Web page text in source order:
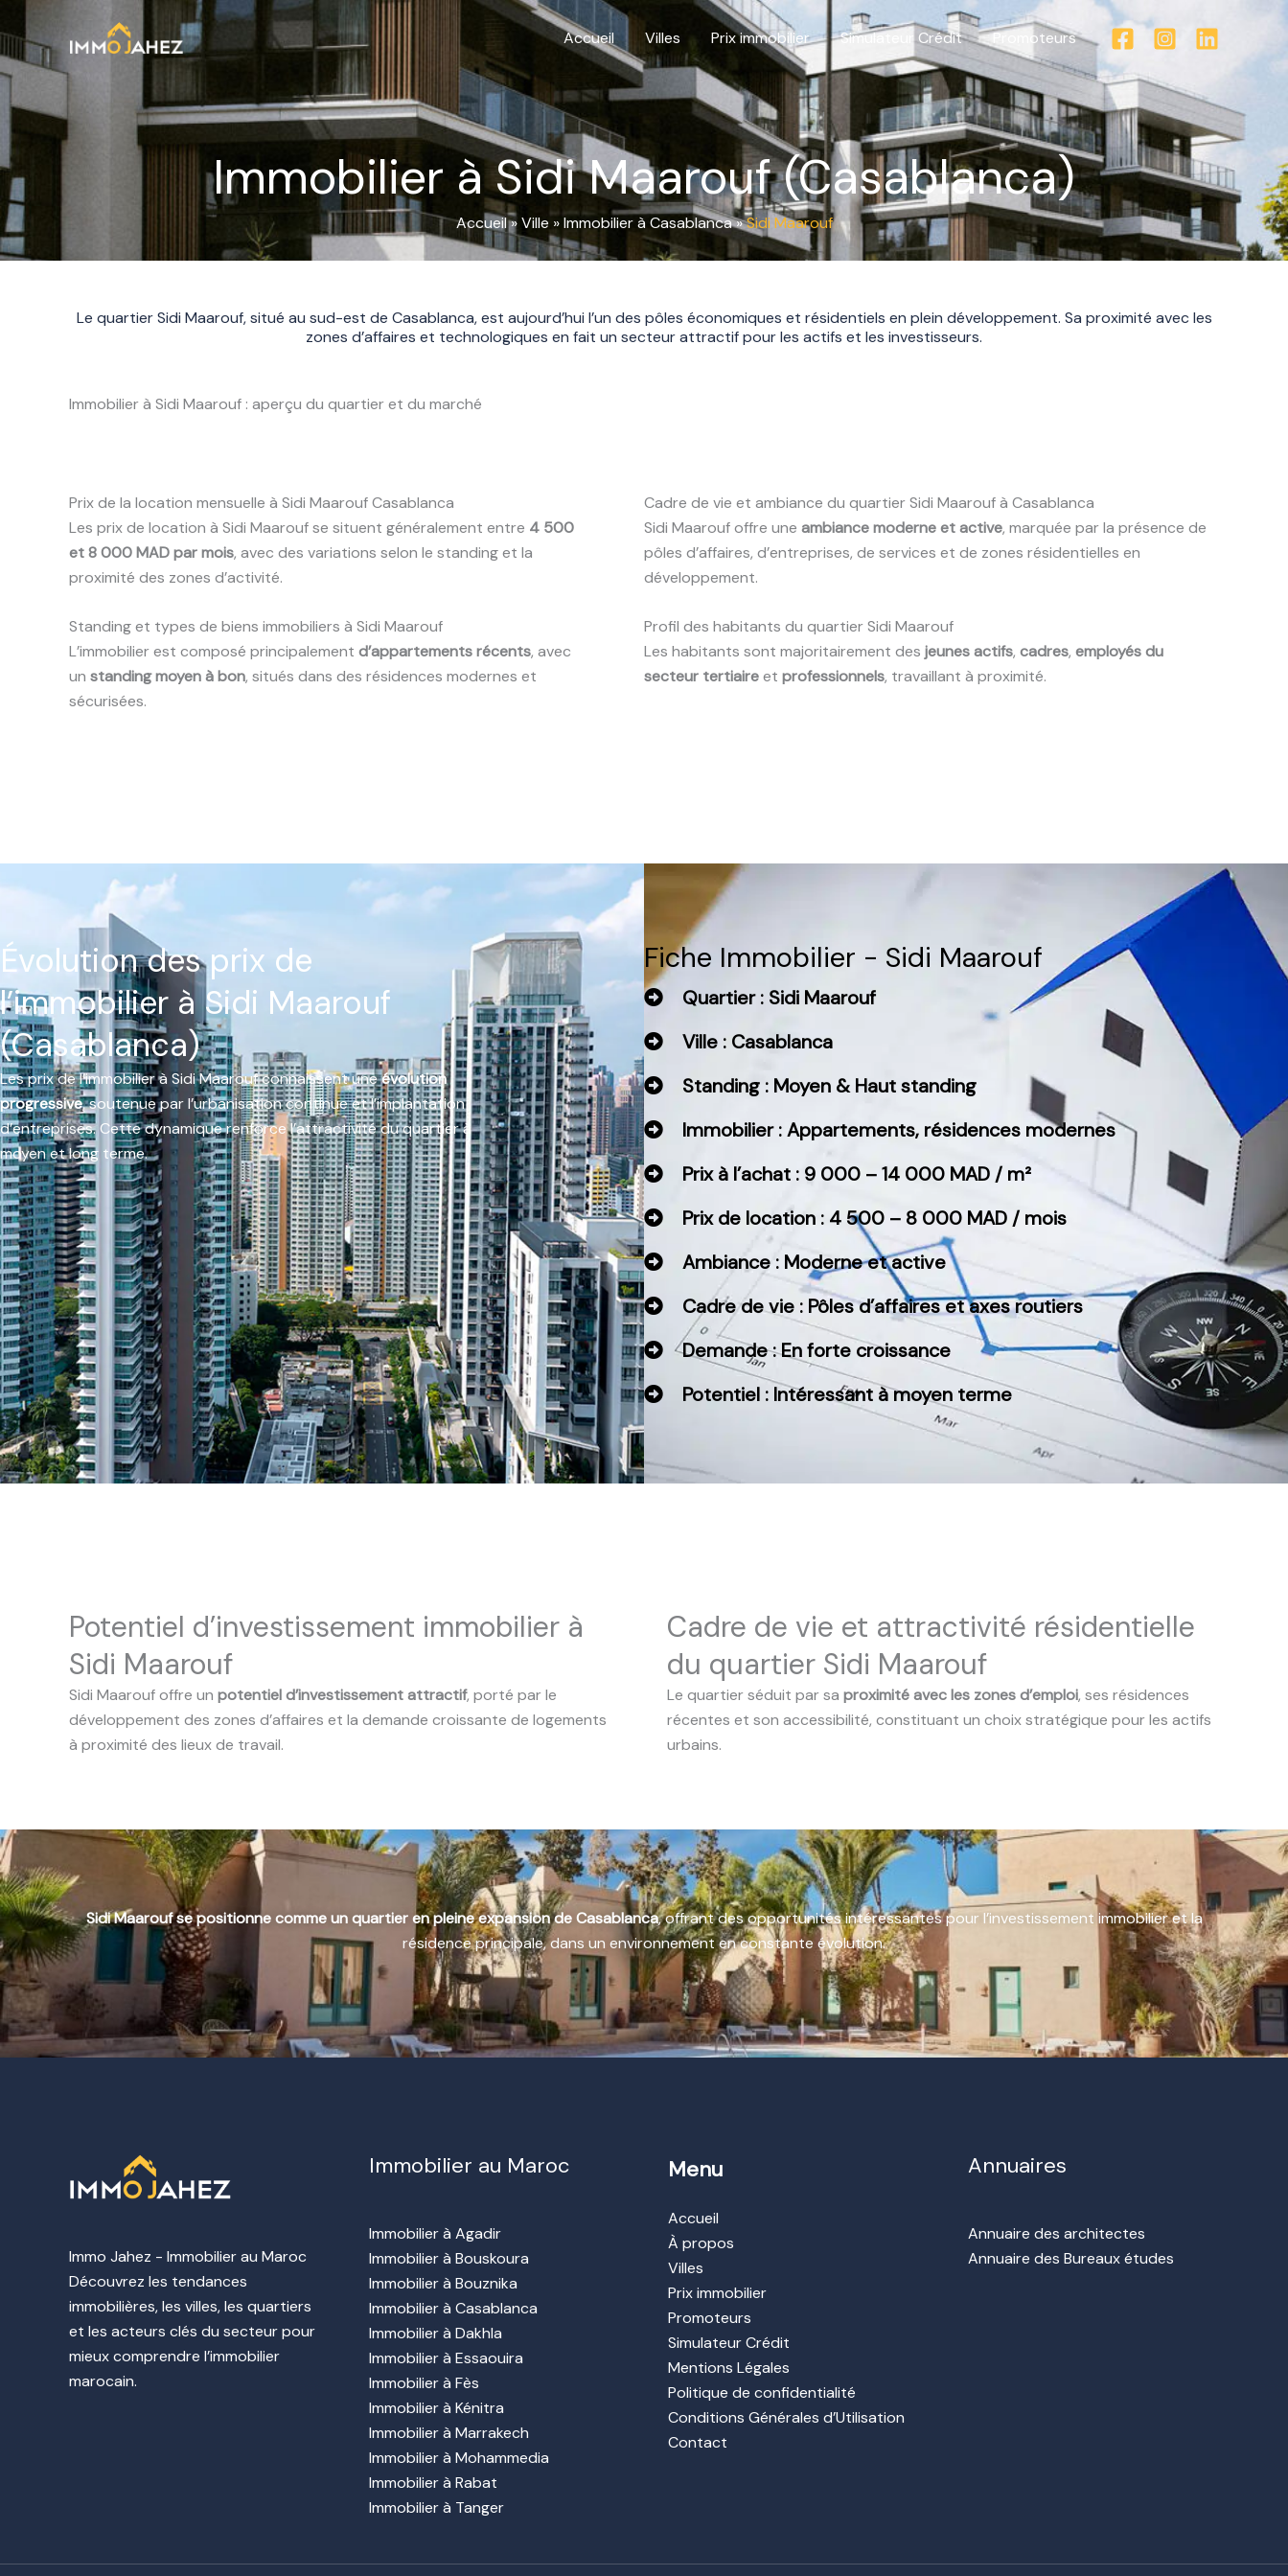
au
contenu
Accueil Villes Prix immobilier Simulateur Crédit Promoteurs
Immobilier à Sidi Maarouf (Casablanca)
Accueil»Ville »Immobilier à Casablanca»Sidi Maarouf
Le quartier Sidi Maarouf, situé au sud-est de Casablanca, est aujourd’hui l’un des pôles économiques et résidentiels en plein développement. Sa proximité avec les
zones d’affaires et technologiques en fait un secteur attractif pour les actifs et les investisseurs.
Immobilier à Sidi Maarouf : aperçu du quartier et du marché
Prix de la location mensuelle à Sidi Maarouf Casablanca
Les prix de location à Sidi Maarouf se situent généralement entre 4 500
et 8 000 MAD par mois, avec des variations selon le standing et la
proximité des zones d’activité.
Standing et types de biens immobiliers à Sidi Maarouf
L’immobilier est composé principalement d’appartements récents, avec
un standing moyen à bon, situés dans des résidences modernes et
sécurisées.
Cadre de vie et ambiance du quartier Sidi Maarouf à Casablanca
Sidi Maarouf offre une ambiance moderne et active, marquée par la présence de
pôles d’affaires, d’entreprises, de services et de zones résidentielles en
développement.
Profil des habitants du quartier Sidi Maarouf
Les habitants sont majoritairement des jeunes actifs, cadres, employés du
secteur tertiaireet professionnels, travaillant à proximité.
Évolution des prix de
l’immobilier à Sidi Maarouf
(Casablanca)
Les prix de l’immobilier à Sidi Maarouf connaissent uneévolution
progressive, soutenue par l’urbanisation continue et l’implantation
d’entreprises. Cette dynamique renforce l’attractivité du quartier à
moyen et long terme.
Fiche Immobilier - Sidi Maarouf
Quartier : Sidi Maarouf
Ville : Casablanca
Standing : Moyen & Haut standing
Immobilier : Appartements, résidences modernes
Prix à l’achat : 9 000 – 14 000 MAD / m²
Prix de location : 4 500 – 8 000 MAD / mois
Ambiance : Moderne et active
Cadre de vie : Pôles d’affaires et axes routiers
Demande : En forte croissance
Potentiel : Intéressant à moyen terme
Potentiel d’investissement immobilier à
Sidi Maarouf
Sidi Maarouf offre un potentiel d’investissement attractif, porté par le
développement des zones d’affaires et la demande croissante de logements
à proximité des lieux de travail.
Cadre de vie et attractivité résidentielle
du quartier Sidi Maarouf
Le quartier séduit par sa proximité avec les zones d’emploi, ses résidences
récentes et son accessibilité, constituant un choix stratégique pour les actifs
urbains.
Sidi Maarouf se positionne comme un quartier en pleine expansion de Casablanca, offrant des opportunités intéressantes pour l’investissement immobilier et la
résidence principale, dans un environnement en constante évolution.
Immo Jahez - Immobilier au Maroc
Découvrez les tendances
immobilières, les villes, les quartiers
et les acteurs clés du secteur pour
mieux comprendre l’immobilier
marocain.
Immobilier au Maroc
Immobilier à Agadir
Immobilier à Bouskoura
Immobilier à Bouznika
Immobilier à Casablanca
Immobilier à Dakhla
Immobilier à Essaouira
Immobilier à Fès
Immobilier à Kénitra
Immobilier à Marrakech
Immobilier à Mohammedia
Immobilier à Rabat
Immobilier à Tanger
Menu
Accueil
À propos
Villes
Prix immobilier
Promoteurs
Simulateur Crédit
Mentions Légales
Politique de confidentialité
Conditions Générales d’Utilisation
Contact
Annuaires
Annuaire des architectes
Annuaire des Bureaux études